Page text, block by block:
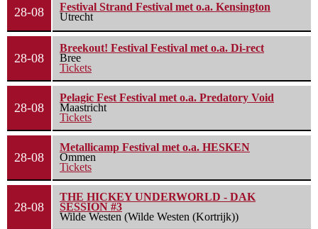
28-08
Festival Strand Festival met o.a. Kensington
Utrecht
28-08
Breekout! Festival Festival met o.a. Di-rect
Bree
Tickets
28-08
Pelagic Fest Festival met o.a. Predatory Void
Maastricht
Tickets
28-08
Metallicamp Festival met o.a. HESKEN
Ommen
Tickets
28-08
THE HICKEY UNDERWORLD - DAK
SESSION #3
Wilde Westen (Wilde Westen (Kortrijk))